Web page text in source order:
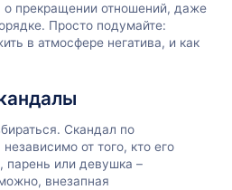
о прекращении отношений, даже
Просто подумайте:
в атмосфере негатива, и как
Скандал по
от того, кто его
парень или девушка –
внезапная